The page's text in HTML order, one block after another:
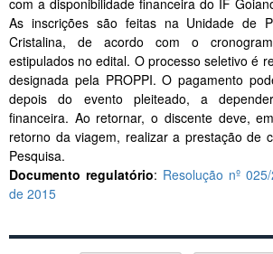
As inscrições são feitas na Unidade de
Cristalina, de acordo com o
estipulados no edital. O processo seletivo é
designada pela PROPPI. O pagamento
depois do evento pleiteado, a
financeira. Ao retornar, o discente deve,
retorno da viagem, realizar a prestação de
Pesquisa.
Documento regulatório: Resolução nº
de 2015